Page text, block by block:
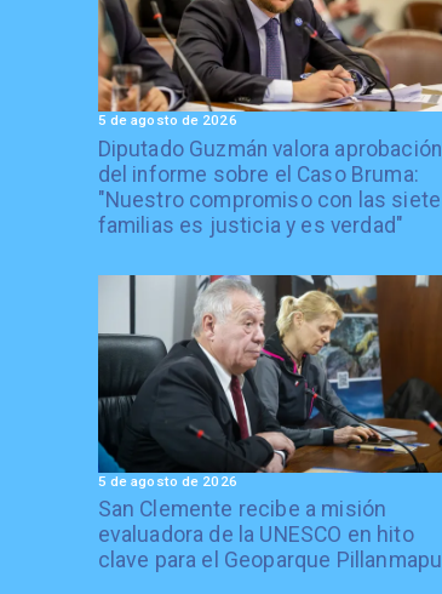
Diputado Guzmán valora aprobación
del informe sobre el Caso Bruma:
"Nuestro compromiso con las siete
familias es justicia y es verdad"
5 de agosto de 2026
San Clemente recibe a misión
evaluadora de la UNESCO en hito
clave para el Geoparque Pillanmapu
5 de agosto de 2026